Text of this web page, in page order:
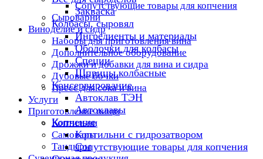
Сопутствующие товары для копчения
Сыроварни
Виноделие и сидр
Наборы для приготовления вина
Дополнительное оборудование
Дрожжи и добавки для вина и сидра
Дубовые бочки
Пресс для сока и вина
Услуги
Приготовление пищи
Коптильни
Самовары
Тандыры
Закваска
Колбасы, сыровял
Ингредиенты и материалы
Оболочки для колбасы
Специи
Шприцы колбасные
Консервирование
Автоклав ТЭН
Автоклавы
Копчение
Коптильни с гидрозатвором
Сопутствующие товары для копчения